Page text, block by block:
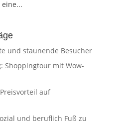
und staunende Besucher
Shoppingtour mit Wow-
auf
und beruflich Fuß zu